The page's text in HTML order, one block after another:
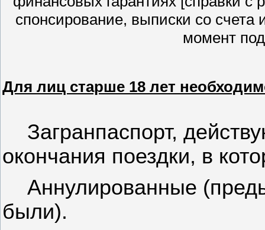
спонсирование, выписки со
момент
Для лиц старше 18 лет
Загранпаспорт,
окончания поездки, в
Аннулированные
были).